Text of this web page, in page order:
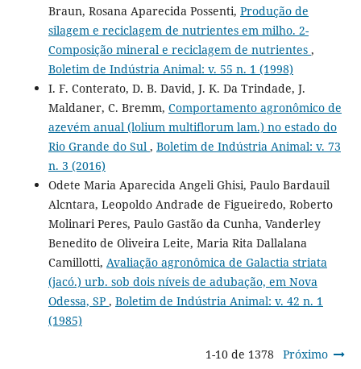
Braun, Rosana Aparecida Possenti, Produção de
silagem e reciclagem de nutrientes em milho. 2-
Composição mineral e reciclagem de nutrientes ,
Boletim de Indústria Animal: v. 55 n. 1 (1998)
I. F. Conterato, D. B. David, J. K. Da Trindade, J.
Maldaner, C. Bremm, Comportamento agronômico de
azevém anual (lolium multiflorum lam.) no estado do
Rio Grande do Sul , Boletim de Indústria Animal: v. 73
n. 3 (2016)
Odete Maria Aparecida Angeli Ghisi, Paulo Bardauil
Alcntara, Leopoldo Andrade de Figueiredo, Roberto
Molinari Peres, Paulo Gastão da Cunha, Vanderley
Benedito de Oliveira Leite, Maria Rita Dallalana
Camillotti, Avaliação agronômica de Galactia striata
(jacó.) urb. sob dois níveis de adubação, em Nova
Odessa, SP , Boletim de Indústria Animal: v. 42 n. 1
(1985)
1-10 de 1378 Próximo